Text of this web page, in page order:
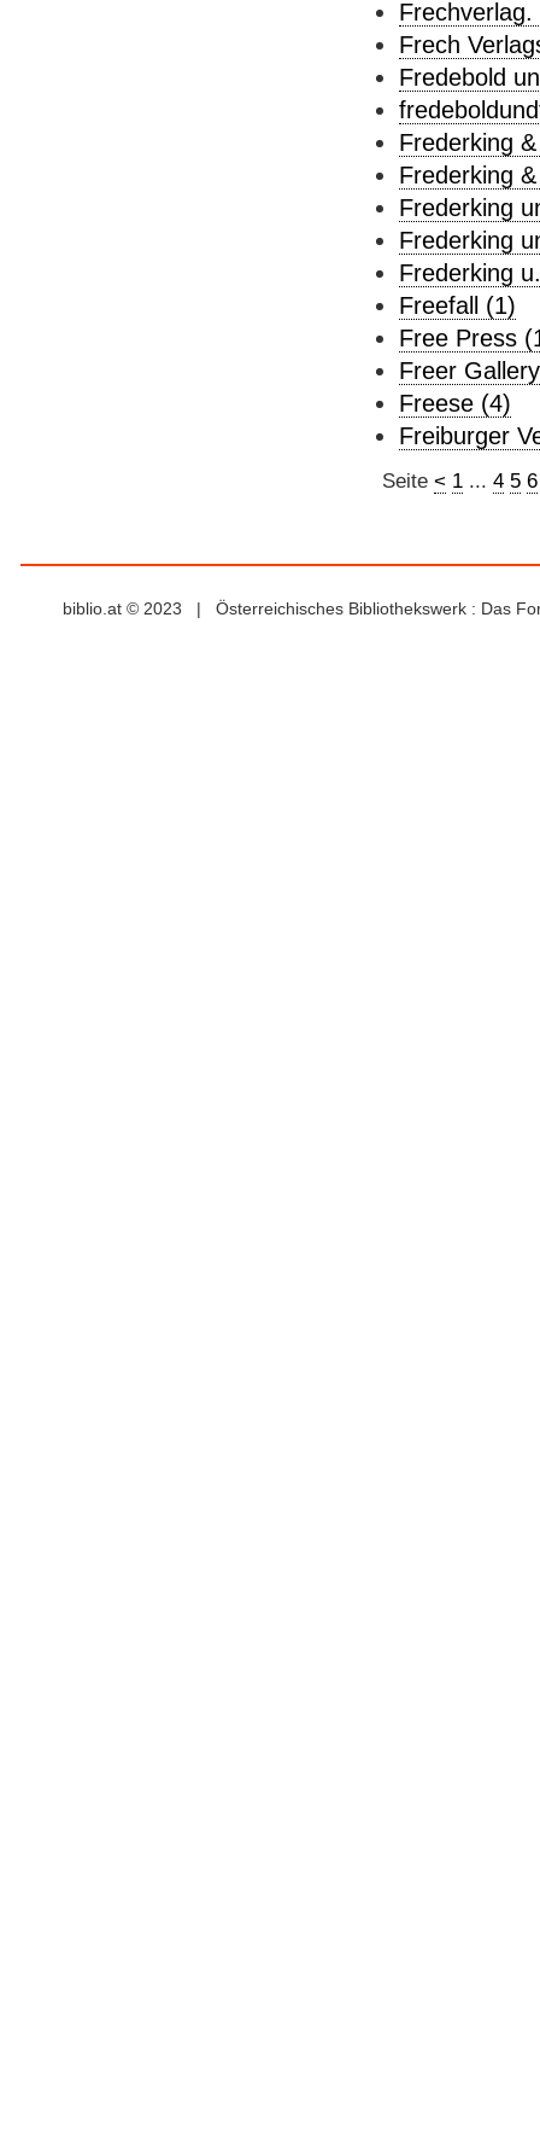
Frech
Fredebold
Frederking
Frederking
Frederking
Frederking
Frederking
Freefall (1)
Free Press
Freer
Freese (4)
Freiburger
Seite < 1... 4 5 6
biblio.at © 2023 | Österreichisches Bibliothekswerk : Das